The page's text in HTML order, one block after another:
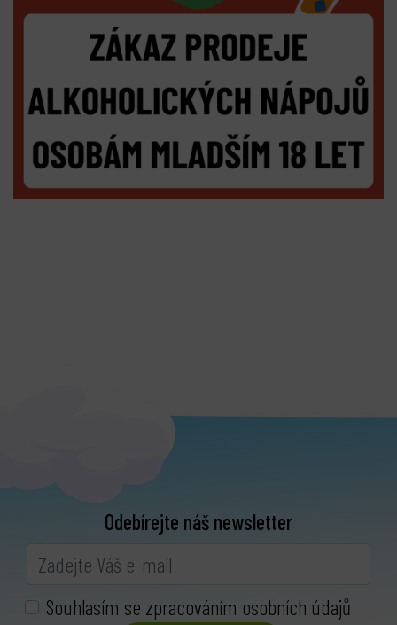
Odebírejte náš newsletter
Souhlasím se zpracováním osobních údajů